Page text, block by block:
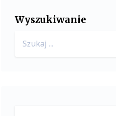
Wyszukiwanie
for: